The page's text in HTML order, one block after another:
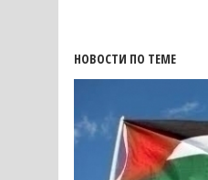
НОВОСТИ ПО ТЕМЕ